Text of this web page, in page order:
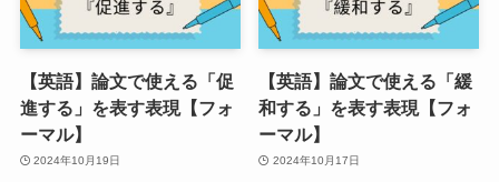
【英語】論文で使える「促
進する」を表す表現【フォ
ーマル】
2024年10月19日
【英語】論文で使える「緩
和する」を表す表現【フォ
ーマル】
2024年10月17日